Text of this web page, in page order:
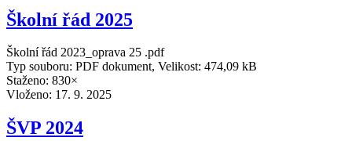
Školní řád 2025
Školní řád 2023_oprava 25 .pdf
Typ souboru: PDF dokument, Velikost: 474,09 kB
Staženo: 830×
Vloženo: 17. 9. 2025
ŠVP 2024